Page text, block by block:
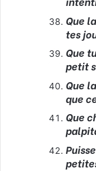
Que
tes
Que
petit
Que
que
Que